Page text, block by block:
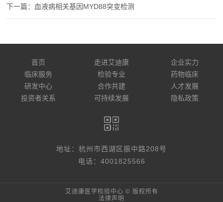
血液病相关基因MYD88突变检测
首页 走进艾迪康
企业实力
临床服务
检验专业
药物临床
研发中心
合作共建
人才发展
投资者关系
可持续发展 隐私政策
地址：杭州市西湖区振中路208号
电话：4001825566
艾迪康医学检验中心 © 版权所有
法律声明